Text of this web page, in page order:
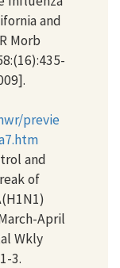
and
Morb
previe
and
of
April
Wkly
3.